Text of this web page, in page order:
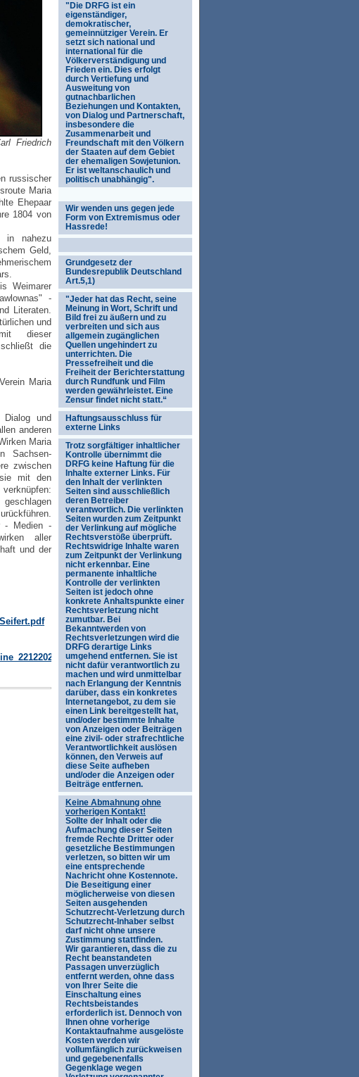
"Die DRFG ist ein
eigenständiger,
demokratischer,
gemeinnütziger Verein. Er
setzt sich national und
international für die
Völkerverständigung und
Frieden ein. Dies erfolgt
durch Vertiefung und
Ausweitung von
gutnachbarlichen
Beziehungen und Kontakten,
von Dialog und Partnerschaft,
insbesondere die
Zusammenarbeit und
Freundschaft mit den Völkern
der Staaten auf dem Gebiet
der ehemaligen Sowjetunion.
Er ist weltanschaulich und
politisch unabhängig".
Wir wenden uns gegen jede
Form von Extremismus oder
Hassrede!
Grundgesetz der
Bundesrepublik Deutschland
Art.5,1)
"Jeder hat das Recht, seine
Meinung in Wort, Schrift und
Bild frei zu äußern und zu
verbreiten und sich aus
allgemein zugänglichen
Quellen ungehindert zu
unterrichten. Die
Pressefreiheit und die
Freiheit der Berichterstattung
durch Rundfunk und Film
werden gewährleistet. Eine
Zensur findet nicht statt.“
Haftungsausschluss für
externe Links
Trotz sorgfältiger inhaltlicher
Kontrolle übernimmt die
DRFG keine Haftung für die
Inhalte externer Links. Für
den Inhalt der verlinkten
Seiten sind ausschließlich
deren Betreiber
verantwortlich. Die verlinkten
Seiten wurden zum Zeitpunkt
der Verlinkung auf mögliche
Rechtsverstöße überprüft.
Rechtswidrige Inhalte waren
zum Zeitpunkt der Verlinkung
nicht erkennbar. Eine
permanente inhaltliche
Kontrolle der verlinkten
Seiten ist jedoch ohne
konkrete Anhaltspunkte einer
Rechtsverletzung nicht
zumutbar. Bei
Bekanntwerden von
Rechtsverletzungen wird die
DRFG derartige Links
umgehend entfernen. Sie ist
nicht dafür verantwortlich zu
machen und wird unmittelbar
nach Erlangung der Kenntnis
darüber, dass ein konkretes
Internetangebot, zu dem sie
einen Link bereitgestellt hat,
und/oder bestimmte Inhalte
von Anzeigen oder Beiträgen
eine zivil- oder strafrechtliche
Verantwortlichkeit auslösen
können, den Verweis auf
diese Seite aufheben
und/oder die Anzeigen oder
Beiträge entfernen.
Keine Abmahnung ohne
vorherigen Kontakt!
Sollte der Inhalt oder die
Aufmachung dieser Seiten
fremde Rechte Dritter oder
gesetzliche Bestimmungen
verletzen, so bitten wir um
eine entsprechende
Nachricht ohne Kostennote.
Die Beseitigung einer
möglicherweise von diesen
Seiten ausgehenden
Schutzrecht-Verletzung durch
Schutzrecht-Inhaber selbst
darf nicht ohne unsere
Zustimmung stattfinden.
Wir garantieren, dass die zu
Recht beanstandeten
Passagen unverzüglich
entfernt werden, ohne dass
von Ihrer Seite die
Einschaltung eines
Rechtsbeistandes
erforderlich ist. Dennoch von
Ihnen ohne vorherige
Kontaktaufnahme ausgelöste
Kosten werden wir
vollumfänglich zurückweisen
und gegebenenfalls
Gegenklage wegen
Friedrich
russischer
Maria
Ehepaar
1804 von
in nahezu
Geld,
Weimarer
-
Literaten.
und
dieser
die
Maria
Dialog und
anderen
Maria
Sachsen-
zwischen
mit den
- Medien -
aller
und der